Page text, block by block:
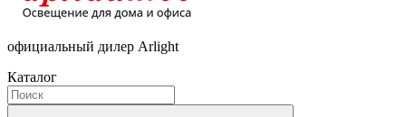
официальный дилер Arlight
Каталог